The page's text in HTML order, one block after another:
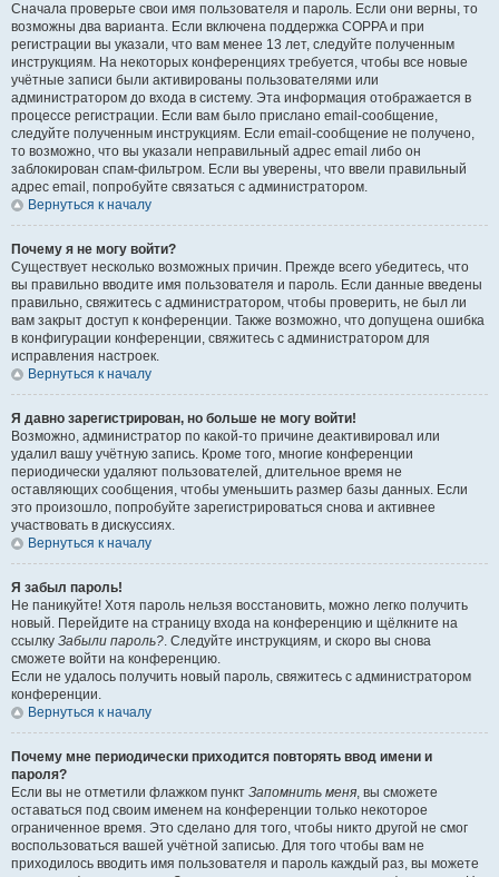
Сначала проверьте свои имя пользователя и пароль. Если они верны, то
возможны два варианта. Если включена поддержка COPPA и при
регистрации вы указали, что вам менее 13 лет, следуйте полученным
инструкциям. На некоторых конференциях требуется, чтобы все новые
учётные записи были активированы пользователями или
администратором до входа в систему. Эта информация отображается в
процессе регистрации. Если вам было прислано email-сообщение,
следуйте полученным инструкциям. Если email-сообщение не получено,
то возможно, что вы указали неправильный адрес email либо он
заблокирован спам-фильтром. Если вы уверены, что ввели правильный
адрес email, попробуйте связаться с администратором.
Вернуться к началу
Почему я не могу войти?
Существует несколько возможных причин. Прежде всего убедитесь, что
вы правильно вводите имя пользователя и пароль. Если данные введены
правильно, свяжитесь с администратором, чтобы проверить, не был ли
вам закрыт доступ к конференции. Также возможно, что допущена ошибка
в конфигурации конференции, свяжитесь с администратором для
исправления настроек.
Вернуться к началу
Я давно зарегистрирован, но больше не могу войти!
Возможно, администратор по какой-то причине деактивировал или
удалил вашу учётную запись. Кроме того, многие конференции
периодически удаляют пользователей, длительное время не
оставляющих сообщения, чтобы уменьшить размер базы данных. Если
это произошло, попробуйте зарегистрироваться снова и активнее
участвовать в дискуссиях.
Вернуться к началу
Я забыл пароль!
Не паникуйте! Хотя пароль нельзя восстановить, можно легко получить
новый. Перейдите на страницу входа на конференцию и щёлкните на
ссылку Забыли пароль?. Следуйте инструкциям, и скоро вы снова
сможете войти на конференцию.
Если не удалось получить новый пароль, свяжитесь с администратором
конференции.
Вернуться к началу
Почему мне периодически приходится повторять ввод имени и
пароля?
Если вы не отметили флажком пункт Запомнить меня, вы сможете
оставаться под своим именем на конференции только некоторое
ограниченное время. Это сделано для того, чтобы никто другой не смог
воспользоваться вашей учётной записью. Для того чтобы вам не
приходилось вводить имя пользователя и пароль каждый раз, вы можете